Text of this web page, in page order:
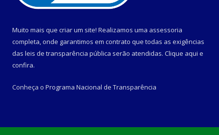
Muito mais que criar um site! Realizamos uma assessoria
completa, onde garantimos em contrato que todas as exigências
das leis de transparência pública serão atendidas. Clique aqui e
confira.
Conheça o Programa Nacional de Transparência